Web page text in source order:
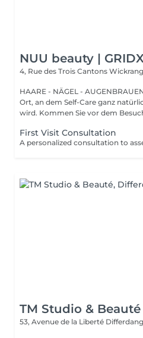
NUU beauty |
4, Rue des Trois Cantons
HAARE - NÄGEL - AUGENBRAUEN -
Ort, an dem Self-Care ganz
wird. Kommen Sie vor dem
First Visit Consultation
TM Studio & Beauté
53, Avenue de la Liberté